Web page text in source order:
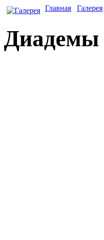
Главная Галерея
Диадемы